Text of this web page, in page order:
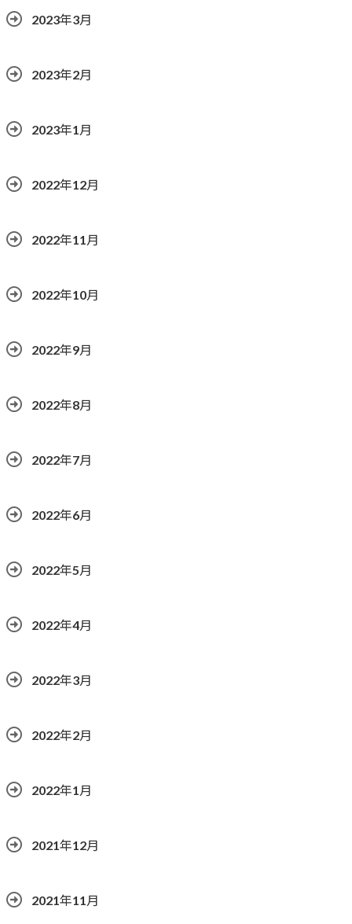
2023年3月
2023年2月
2023年1月
2022年12月
2022年11月
2022年10月
2022年9月
2022年8月
2022年7月
2022年6月
2022年5月
2022年4月
2022年3月
2022年2月
2022年1月
2021年12月
2021年11月